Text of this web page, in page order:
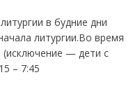
в будние дни
литургии.Во время
(исключение — дети с
– 7:45